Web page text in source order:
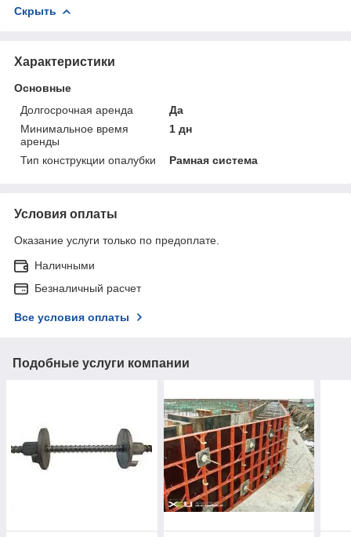
Скрыть
Характеристики
Основные
Долгосрочная аренда
Да
Минимальное время
аренды
1 дн
Тип конструкции опалубки Рамная система
Условия оплаты
Оказание услуги только по предоплате.
Наличными
Безналичный расчет
Все условия оплаты
Подобные услуги компании